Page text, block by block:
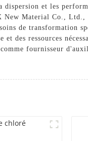
et les
New Material Co.,
de transformation
et des ressources
fournisseur